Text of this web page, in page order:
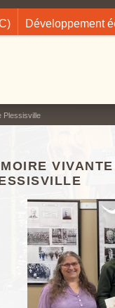
Développement
Plessisville